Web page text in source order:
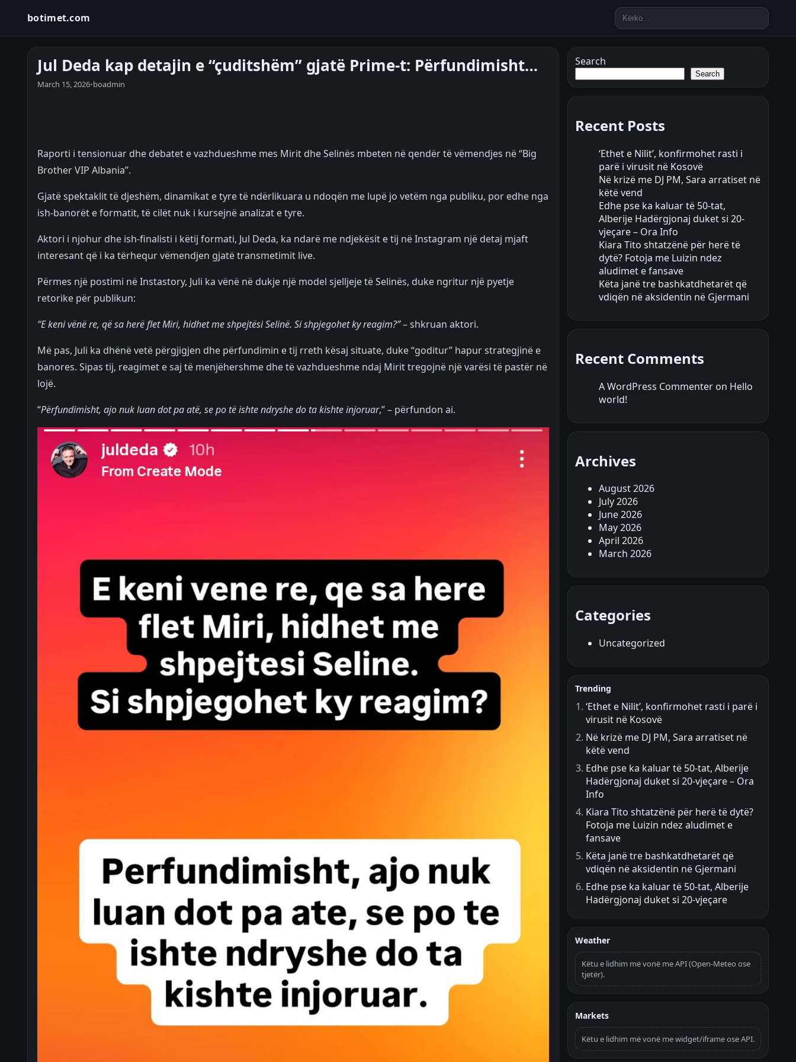
botimet.com
Jul Deda kap detajin e “çuditshëm” gjatë Prime-t: Përfundimisht…
March 15, 2026•boadmin
Raporti i tensionuar dhe debatet e vazhdueshme mes Mirit dhe Selinës mbeten në qendër të vëmendjes në “Big
Brother VIP Albania”.
Gjatë spektaklit të djeshëm, dinamikat e tyre të ndërlikuara u ndoqën me lupë jo vetëm nga publiku, por edhe nga
ish-banorët e formatit, të cilët nuk i kursejnë analizat e tyre.
Aktori i njohur dhe ish-finalisti i këtij formati, Jul Deda, ka ndarë me ndjekësit e tij në Instagram një detaj mjaft
interesant që i ka tërhequr vëmendjen gjatë transmetimit live.
Përmes një postimi në Instastory, Juli ka vënë në dukje një model sjelljeje të Selinës, duke ngritur një pyetje
retorike për publikun:
“E keni vënë re, që sa herë flet Miri, hidhet me shpejtësi Selinë. Si shpjegohet ky reagim?”– shkruan aktori.
Më pas, Juli ka dhënë vetë përgjigjen dhe përfundimin e tij rreth kësaj situate, duke “goditur” hapur strategjinë e
banores. Sipas tij, reagimet e saj të menjëhershme dhe të vazhdueshme ndaj Mirit tregojnë një varësi të pastër në
lojë.
“Përfundimisht, ajo nuk luan dot pa atë, se po të ishte ndryshe do ta kishte injoruar,” – përfundon ai.
Search
Search
Recent Posts
‘Ethet e Nilit’, konfirmohet rasti i
parë i virusit në Kosovë
Në krizë me DJ PM, Sara arratiset në
këtë vend
Edhe pse ka kaluar të 50-tat,
Alberije Hadërgjonaj duket si 20-
vjeçare – Ora Info
Kiara Tito shtatzënë për herë të
dytë? Fotoja me Luizin ndez
aludimet e fansave
Këta janë tre bashkatdhetarët që
vdiqën në aksidentin në Gjermani
Recent Comments
A WordPress Commenter on Hello
world!
Archives
August 2026
July 2026
June 2026
May 2026
April 2026
March 2026
Categories
Uncategorized
Trending
‘Ethet e Nilit’, konfirmohet rasti i parë i
virusit në Kosovë
Në krizë me DJ PM, Sara arratiset në
këtë vend
Edhe pse ka kaluar të 50-tat, Alberije
Hadërgjonaj duket si 20-vjeçare – Ora
Info
Kiara Tito shtatzënë për herë të dytë?
Fotoja me Luizin ndez aludimet e
fansave
Këta janë tre bashkatdhetarët që
vdiqën në aksidentin në Gjermani
Edhe pse ka kaluar të 50-tat, Alberije
Hadërgjonaj duket si 20-vjeçare
Weather
Këtu e lidhim më vonë me API (Open-Meteo ose
tjetër).
Markets
Këtu e lidhim më vonë me widget/iframe ose API.